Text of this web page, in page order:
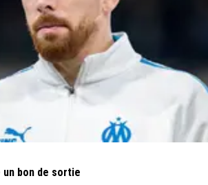
Répondre
24 mai 2026 à 14:22 707
je voudrais revoir la saison prochaine
24 mai 2026 à 13:04
joueurs. ^^
un bon de sortie